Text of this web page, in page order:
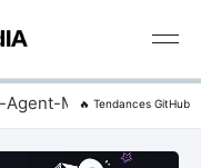
Memory🔥 Tendances GitHub